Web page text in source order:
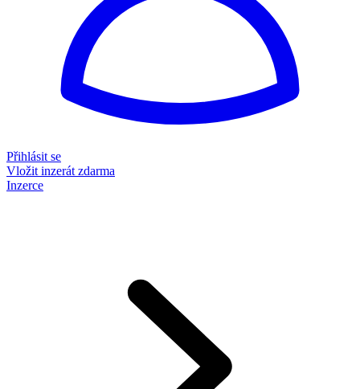
Přihlásit se
Vložit inzerát zdarma
Inzerce